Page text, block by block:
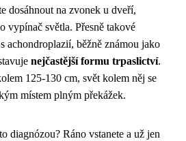
dosáhnout na zvonek u dveří,
vypínač světla. Přesně takové
achondroplazií, běžně známou jako
nejčastější formu trpaslictví.
125-130 cm, svět kolem něj se
místem plným překážek.
diagnózou? Ráno vstanete a už jen